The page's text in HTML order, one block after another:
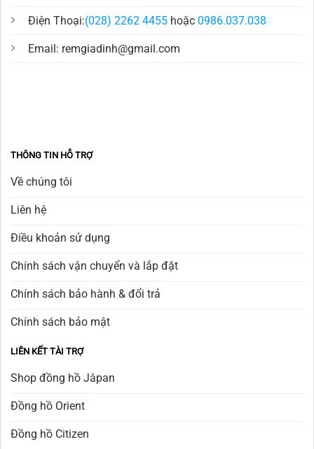
Điện Thoại:(028) 2262 4455 hoặc 0986.037.038
Email: remgiadinh@gmail.com
THÔNG TIN HỖ TRỢ
Về chúng tôi
Liên hệ
Điều khoản sử dụng
Chính sách vận chuyển và lắp đặt
Chính sách bảo hành & đổi trả
Chính sách bảo mật
LIÊN KẾT TÀI TRỢ
Shop đồng hồ Jâpan
Đồng hồ Orient
Đồng hồ Citizen